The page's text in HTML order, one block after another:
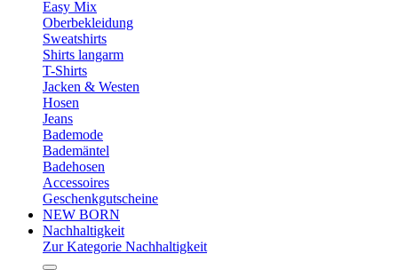
Easy Mix
Oberbekleidung
Sweatshirts
Shirts langarm
T-Shirts
Jacken & Westen
Hosen
Jeans
Bademode
Bademäntel
Badehosen
Accessoires
Geschenkgutscheine
NEW BORN
Nachhaltigkeit
Zur Kategorie Nachhaltigkeit